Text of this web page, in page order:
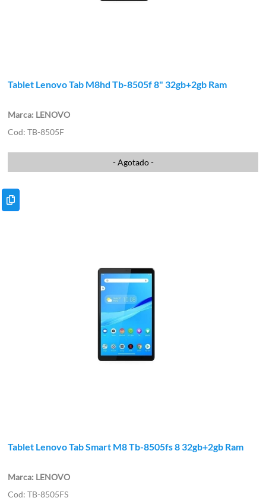
Tablet Lenovo Tab M8hd Tb-8505f 8" 32gb+2gb Ram
LENOVO
TB-8505F
- Agotado -
Tablet Lenovo Tab Smart M8 Tb-8505fs 8 32gb+2gb Ram
LENOVO
TB-8505FS